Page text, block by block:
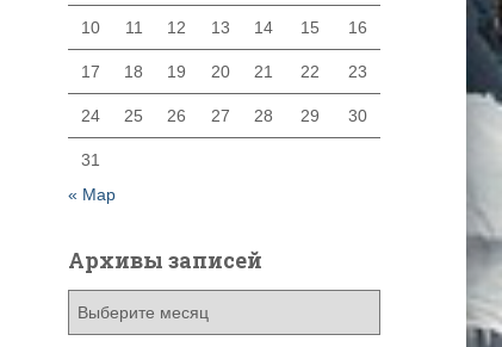
10 11 12 13 14 15 16
17 18 19 20 21 22 23
24 25 26 27 28 29 30
31
« Мар
Архивы записей